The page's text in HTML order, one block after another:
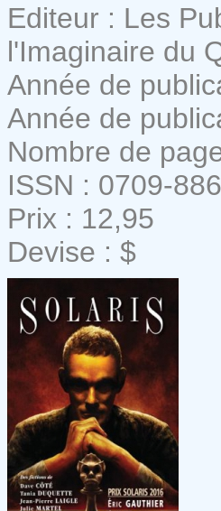
Editeur : Les
l'Imaginaire du
Année de
Année de
Nombre de
ISSN : 0709-
Prix : 12,95
Devise : $